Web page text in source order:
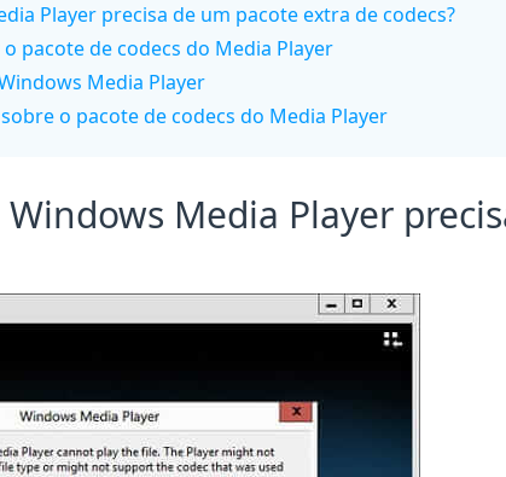
Player precisa de um pacote extra de codecs?
pacote de codecs do Media Player
Media Player
o pacote de codecs do Media Player
Media Player